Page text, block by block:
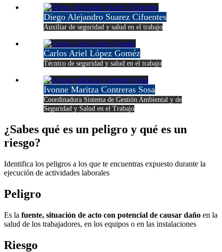
Diego Alejandro Suarez Cifuentes
Auxiliar de seguridad y salud en el trabajo
Carlos Ariel López Goméz
Técnico de seguridad y salud en el trabajo
Ivonne Maritza Contreras Sosa
Coordinadora Sistema de Gestión Ambiental y de
Seguridad y Salud en el Trabajo
¿Sabes qué es un peligro y qué es un
riesgo?
Identifica los peligros a los que te encuentras expuesto durante la
ejecución de actividades laborales
Peligro
Es la fuente, situación de acto con potencial de causar daño en la
salud de los trabajadores, en los equipos o en las instalaciones
Riesgo